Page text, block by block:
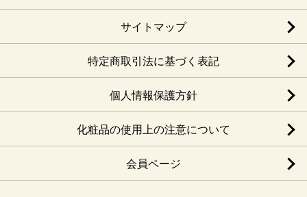
サイトマップ
特定商取引法に基づく表記
個人情報保護方針
化粧品の使用上の注意について
会員ページ